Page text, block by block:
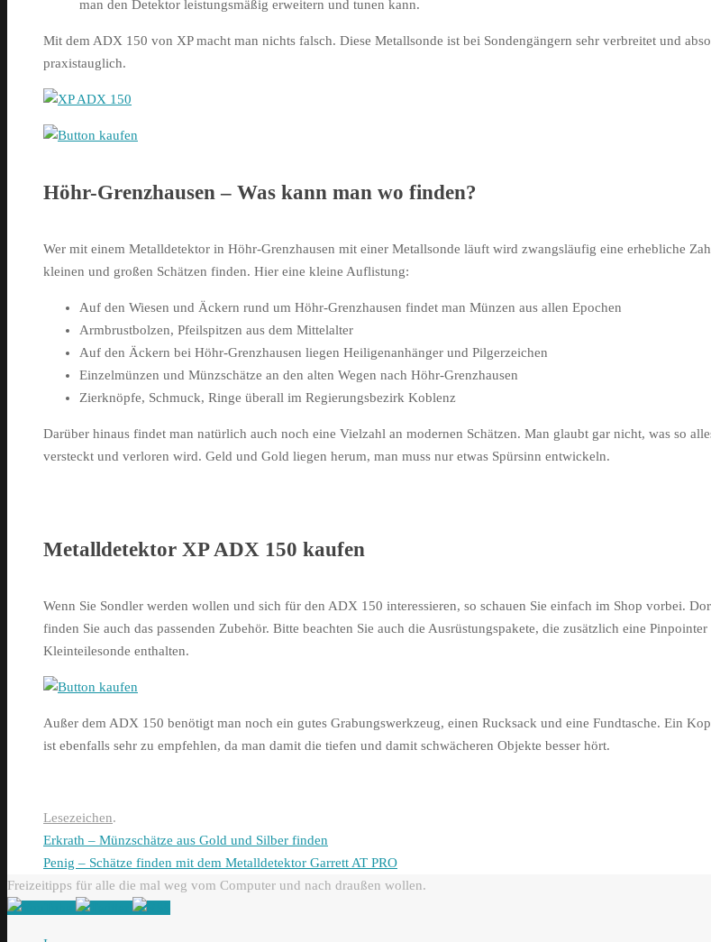
man den Detektor leistungsmäßig erweitern und tunen kann.
Mit dem ADX 150 von XP macht man nichts falsch. Diese Metallsonde ist bei Sondengängern sehr verbreitet und
praxistauglich.
Höhr-Grenzhausen – Was kann man wo finden?
Wer mit einem Metalldetektor in Höhr-Grenzhausen mit einer Metallsonde läuft wird zwangsläufig eine erhebliche
kleinen und großen Schätzen finden. Hier eine kleine Auflistung:
Auf den Wiesen und Äckern rund um Höhr-Grenzhausen findet man Münzen aus allen Epochen
Armbrustbolzen, Pfeilspitzen aus dem Mittelalter
Auf den Äckern bei Höhr-Grenzhausen liegen Heiligenanhänger und Pilgerzeichen
Einzelmünzen und Münzschätze an den alten Wegen nach Höhr-Grenzhausen
Zierknöpfe, Schmuck, Ringe überall im Regierungsbezirk Koblenz
Darüber hinaus findet man natürlich auch noch eine Vielzahl an modernen Schätzen. Man glaubt gar nicht, was so
versteckt und verloren wird. Geld und Gold liegen herum, man muss nur etwas Spürsinn entwickeln.
Metalldetektor XP ADX 150 kaufen
Wenn Sie Sondler werden wollen und sich für den ADX 150 interessieren, so schauen Sie einfach im Shop vorbei.
finden Sie auch das passenden Zubehör. Bitte beachten Sie auch die Ausrüstungspakete, die zusätzlich eine Pinpointer
Kleinteilesonde enthalten.
Außer dem ADX 150 benötigt man noch ein gutes Grabungswerkzeug, einen Rucksack und eine Fundtasche. Ein
ist ebenfalls sehr zu empfehlen, da man damit die tiefen und damit schwächeren Objekte besser hört.
Lesezeichen.
Erkrath – Münzschätze aus Gold und Silber finden
Penig – Schätze finden mit dem Metalldetektor Garrett AT PRO
Freizeitipps für alle die mal weg vom Computer und nach draußen wollen.